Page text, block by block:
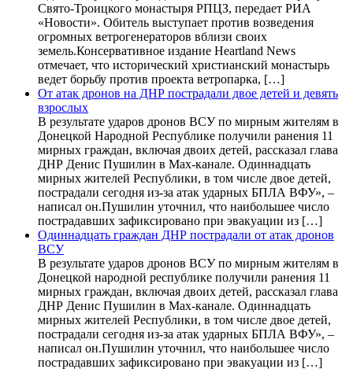
Свято-Троицкого монастыря РПЦЗ, передает РИА
«Новости». Обитель выступает против возведения
огромных ветрогенераторов вблизи своих
земель.Консервативное издание Heartland News
отмечает, что исторический христианский монастырь
ведет борьбу против проекта ветропарка, […]
От атак дронов на ДНР пострадали двое детей и девять
взрослых
В результате ударов дронов ВСУ по мирным жителям в
Донецкой Народной Республике получили ранения 11
мирных граждан, включая двоих детей, рассказал глава
ДНР Денис Пушилин в Max-канале. Одиннадцать
мирных жителей Республики, в том числе двое детей,
пострадали сегодня из-за атак ударных БПЛА ВФУ», –
написал он.Пушилин уточнил, что наибольшее число
пострадавших зафиксировано при эвакуации из […]
Одиннадцать граждан ДНР пострадали от атак дронов
ВСУ
В результате ударов дронов ВСУ по мирным жителям в
Донецкой народной республике получили ранения 11
мирных граждан, включая двоих детей, рассказал глава
ДНР Денис Пушилин в Max-канале. Одиннадцать
мирных жителей Республики, в том числе двое детей,
пострадали сегодня из-за атак ударных БПЛА ВФУ», –
написал он.Пушилин уточнил, что наибольшее число
пострадавших зафиксировано при эвакуации из […]